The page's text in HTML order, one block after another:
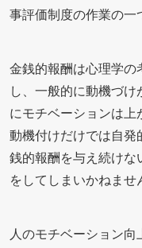
事評価制度の作業の一
金銭的報酬は心理学の
し、一般的に動機づ
にモチベーションは
動機付けだけでは自発
銭的報酬を与え続けな
をしてしまいかねませ
人のモチベーション向